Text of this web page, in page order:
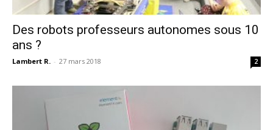
Des robots professeurs autonomes sous 10
ans ?
Lambert R. - 27 mars 2018 2